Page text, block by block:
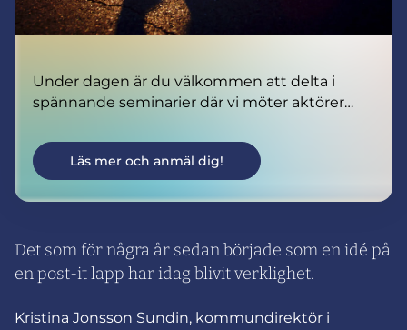
Under dagen är du välkommen att delta i
spännande seminarier där vi möter aktörer
beredskap.
Vi berör också den växande utmaningen i att
skilja mellan drönare som används för goda
syften och de som inte gör det – och vilket
bred samverkan.
Läs mer och anmäl dig!
Det som för några år sedan började som en idé på
en post-it lapp har idag blivit verklighet.
Kristina Jonsson Sundin, kommundirektör i